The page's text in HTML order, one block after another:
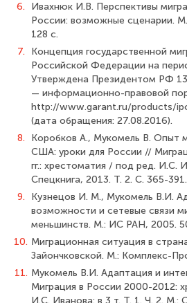
6.
Ивахнюк И.В. Перспективы
России: возможные сценарии.
128 с.
7.
Концепция государственной
Российской Федерации на
Утверждена Президентом РФ
— информационно-правовой
http://www.garant.ru/products/
(дата обращения: 27.08.2016).
8.
Коробков А., Мукомель В. Опыт
США: уроки для Рос­сии //
гг.: хрестоматия / под ред. И.С.
Спецкнига, 2013. Т. 2. С. 365-391.
9.
Кузнецов И. М., Мукомель В.И.
возможности и сетевые связи
меньшинств. М.: ИС РАН, 2005.
10. Миграционная ситуация в
Зайончковской. М.: Комплекс-
11. Мукомель В.И. Адаптация и
Миграция в России 2000-2012:
И.С. Иванова: в 3 т. Т. 1. Ч. 2. М.: